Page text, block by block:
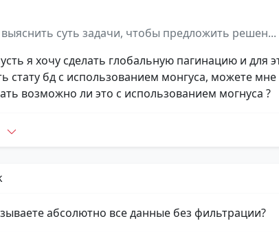
суть задачи, чтобы предложить решен...
я хочу сделать глобальную пагинацию и для
стату бд с использованием монгуса, можете
возможно ли это с использованием могнуса ?
абсолютно все данные без фильтрации?